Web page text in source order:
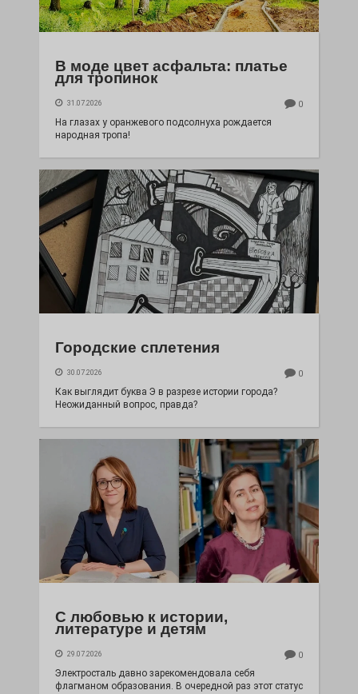
В моде цвет асфальта: платье
для тропинок
31.07.2026 0
На глазах у оранжевого подсолнуха рождается
народная тропа!
Городские сплетения
30.07.2026 0
Как выглядит буква Э в разрезе истории города?
Неожиданный вопрос, правда?
С любовью к истории,
литературе и детям
29.07.2026 0
Электросталь давно зарекомендовала себя
флагманом образования. В очередной раз этот статус